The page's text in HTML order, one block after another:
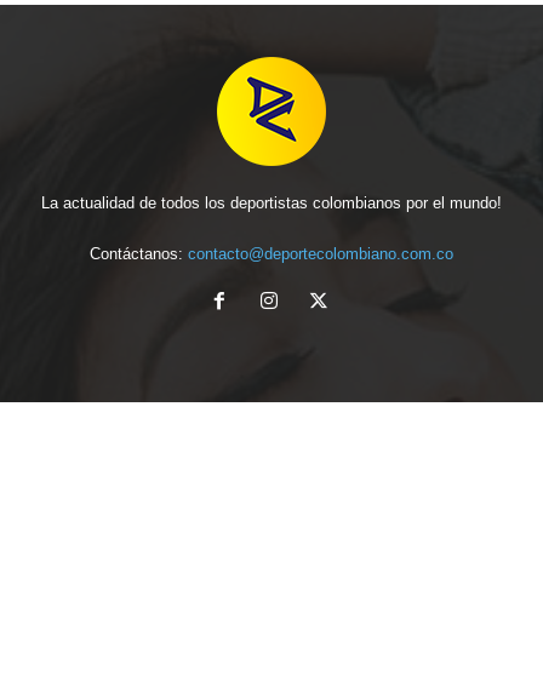
La actualidad de todos los deportistas colombianos por el mundo!
Contáctanos: contacto@deportecolombiano.com.co